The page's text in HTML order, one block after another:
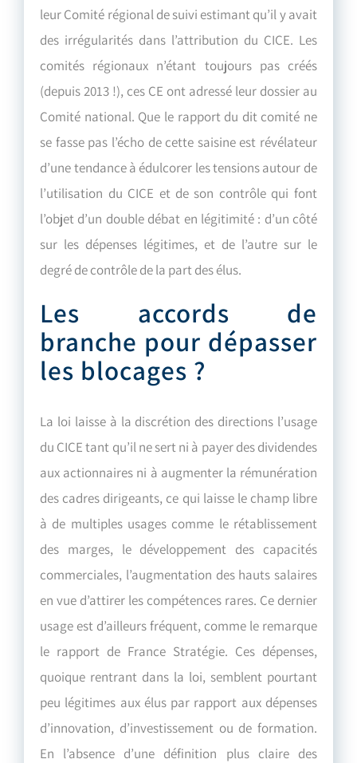
leur Comité régional de suivi estimant qu’il y avait
des irrégularités dans l’attribution du CICE. Les
comités régionaux n’étant toujours pas créés
(depuis 2013 !), ces CE ont adressé leur dossier au
Comité national. Que le rapport du dit comité ne
se fasse pas l’écho de cette saisine est révélateur
d’une tendance à édulcorer les tensions autour de
l’utilisation du CICE et de son contrôle qui font
l’objet d’un double débat en légitimité : d’un côté
sur les dépenses légitimes, et de l’autre sur le
degré de contrôle de la part des élus.
Les accords de
branche pour dépasser
les blocages ?
La loi laisse à la discrétion des directions l’usage
du CICE tant qu’il ne sert ni à payer des dividendes
aux actionnaires ni à augmenter la rémunération
des cadres dirigeants, ce qui laisse le champ libre
à de multiples usages comme le rétablissement
des marges, le développement des capacités
commerciales, l’augmentation des hauts salaires
en vue d’attirer les compétences rares. Ce dernier
usage est d’ailleurs fréquent, comme le remarque
le rapport de France Stratégie. Ces dépenses,
quoique rentrant dans la loi, semblent pourtant
peu légitimes aux élus par rapport aux dépenses
d’innovation, d’investissement ou de formation.
En l’absence d’une définition plus claire des